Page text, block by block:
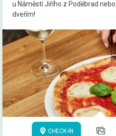
u Náměstí Jiřího z Poděbrad
dveřím!
CHECK-IN